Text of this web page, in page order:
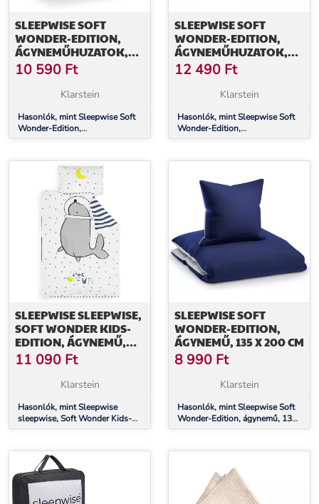
SLEEPWISE SOFT
WONDER-EDITION,
ÁGYNEMŰHUZATOK,
135X200 CM,
MIKROSZÁLAS
10 590 Ft
Klarstein
Hasonlók, mint Sleepwise Soft
Wonder-Edition,
Ágyneműhuzatok, 135x200 cm,
SLEEPWISE SOFT
WONDER-EDITION,
ÁGYNEMŰHUZATOK,
240X220 CM,
MIKROSZÁLAS
12 490 Ft
Klarstein
Hasonlók, mint Sleepwise Soft
Wonder-Edition,
Ágyneműhuzatok, 240x220 cm,
SLEEPWISE SLEEPWISE,
SOFT WONDER KIDS-
EDITION, ÁGYNEMŰ,
135 X 200 CM, 80 X 80
CM, LÉGÁTERESZTŐ,
MIKROSZÁLAS
11 090 Ft
Klarstein
Hasonlók, mint Sleepwise
sleepwise, Soft Wonder Kids-
Edition, ágynemű, 135 x 200
mikroszálas
SLEEPWISE SOFT
WONDER-EDITION,
ÁGYNEMŰ, 135 X 200 CM
8 990 Ft
Klarstein
Hasonlók, mint Sleepwise Soft
Wonder-Edition, ágynemű, 135
x 200 cm